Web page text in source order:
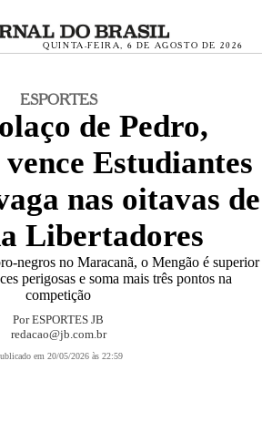
QUINTA-FEIRA, 6 DE AGOSTO DE 2026
ESPORTES
de Pedro,
Estudiantes
nas oitavas de
Libertadores
negros no Maracanã, o Mengão é superior
perigosas e soma mais três pontos na
competição
PorESPORTES JB
redacao@jb.com.br
em 20/05/2026 às 22:59